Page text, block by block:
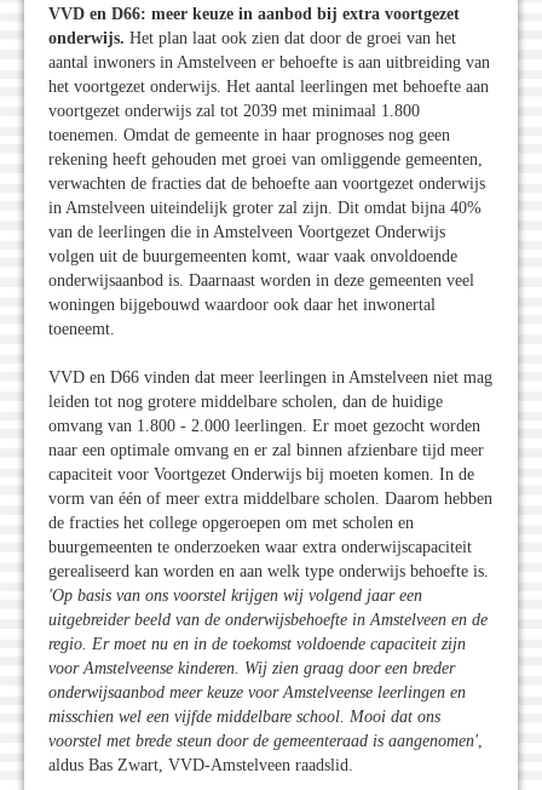
VVD en D66: meer keuze in aanbod bij extra voortgezet
onderwijs. Het plan laat ook zien dat door de groei van het
aantal inwoners in Amstelveen er behoefte is aan uitbreiding van
het voortgezet onderwijs. Het aantal leerlingen met behoefte aan
voortgezet onderwijs zal tot 2039 met minimaal 1.800
toenemen. Omdat de gemeente in haar prognoses nog geen
rekening heeft gehouden met groei van omliggende gemeenten,
verwachten de fracties dat de behoefte aan voortgezet onderwijs
in Amstelveen uiteindelijk groter zal zijn. Dit omdat bijna 40%
van de leerlingen die in Amstelveen Voortgezet Onderwijs
volgen uit de buurgemeenten komt, waar vaak onvoldoende
onderwijsaanbod is. Daarnaast worden in deze gemeenten veel
woningen bijgebouwd waardoor ook daar het inwonertal
toeneemt.
VVD en D66 vinden dat meer leerlingen in Amstelveen niet mag
leiden tot nog grotere middelbare scholen, dan de huidige
omvang van 1.800 - 2.000 leerlingen. Er moet gezocht worden
naar een optimale omvang en er zal binnen afzienbare tijd meer
capaciteit voor Voortgezet Onderwijs bij moeten komen. In de
vorm van één of meer extra middelbare scholen. Daarom hebben
de fracties het college opgeroepen om met scholen en
buurgemeenten te onderzoeken waar extra onderwijscapaciteit
gerealiseerd kan worden en aan welk type onderwijs behoefte is.
'Op basis van ons voorstel krijgen wij volgend jaar een
uitgebreider beeld van de onderwijsbehoefte in Amstelveen en de
regio. Er moet nu en in de toekomst voldoende capaciteit zijn
voor Amstelveense kinderen. Wij zien graag door een breder
onderwijsaanbod meer keuze voor Amstelveense leerlingen en
misschien wel een vijfde middelbare school. Mooi dat ons
voorstel met brede steun door de gemeenteraad is aangenomen'
aldus Bas Zwart, VVD-Amstelveen raadslid.